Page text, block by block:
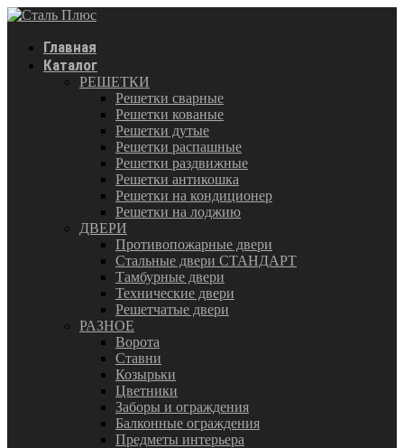
Главная
Каталог
РЕШЕТКИ
Решетки сварные
Решетки кованые
Решетки дутые
Решетки распашные
Решетки раздвижные
Решетки антикошка
Решетки на кондиционер
Решетки на лоджию
ДВЕРИ
Противопожарные двери
Стальные двери СТАНДАРТ
Тамбурные двери
Технические двери
Решетчатые двери
РАЗНОЕ
Ворота
Ставни
Козырьки
Цветники
Заборы и ограждения
Балконные ограждения
Предметы интерьера